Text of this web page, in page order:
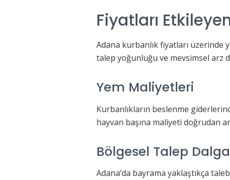
Fiyatları
Adana kurbanlık fiyatları üzerinde
talep yoğunluğu ve mevsimsel arz
Yem Maliyetleri
Kurbanlıkların beslenme
hayvan başına maliyeti doğrudan
Bölgesel Talep
Adana’da bayrama yaklaştıkça